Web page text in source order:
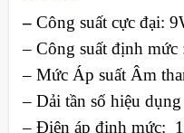
– Công suất cực đại:
– Công suất định mức
– Mức Áp suất Âm
– Dải tần số hiệu
– Điện áp định mức: